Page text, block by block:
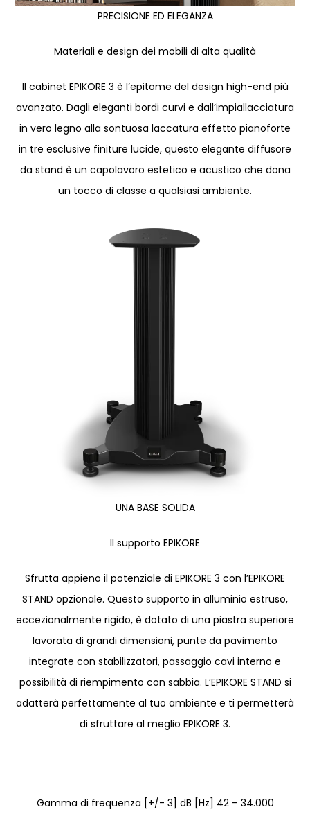
PRECISIONE ED ELEGANZA
Materiali e design dei mobili di alta qualità
Il cabinet EPIKORE 3 è l’epitome del design high-end più
avanzato. Dagli eleganti bordi curvi e dall’impiallacciatura
in vero legno alla sontuosa laccatura effetto pianoforte
in tre esclusive finiture lucide, questo elegante diffusore
da stand è un capolavoro estetico e acustico che dona
un tocco di classe a qualsiasi ambiente.
UNA BASE SOLIDA
Il supporto EPIKORE
Sfrutta appieno il potenziale di EPIKORE 3 con l’EPIKORE
STAND opzionale. Questo supporto in alluminio estruso,
eccezionalmente rigido, è dotato di una piastra superiore
lavorata di grandi dimensioni, punte da pavimento
integrate con stabilizzatori, passaggio cavi interno e
possibilità di riempimento con sabbia. L’EPIKORE STAND si
adatterà perfettamente al tuo ambiente e ti permetterà
di sfruttare al meglio EPIKORE 3.
Gamma di frequenza [+/- 3] dB [Hz] 42 – 34.000